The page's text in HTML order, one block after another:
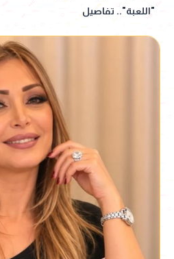
"اللعبة".. تفاصيل